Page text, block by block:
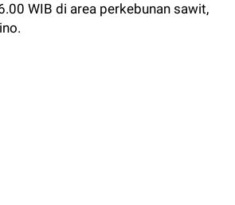
WIB di area perkebunan sawit,